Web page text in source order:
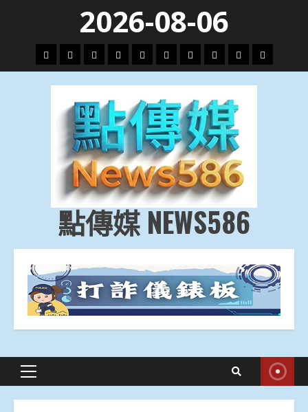
content
2026-08-06
頭
條
財
經
地
方.
會
文
教.
技
專
題
娛
樂
劇
政
治
國
際
運
動
生
活
點傳媒 NEWS586
Primary